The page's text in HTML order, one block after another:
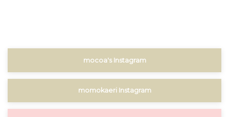
mocoa's Instagram
momokaeri Instagram